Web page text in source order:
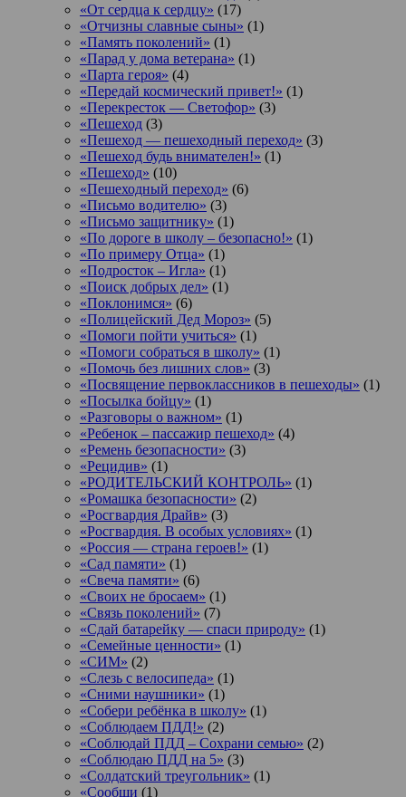
«От сердца к сердцу» (17)
«Отчизны славные сыны» (1)
«Память поколений» (1)
«Парад у дома ветерана» (1)
«Парта героя» (4)
«Передай космический привет!» (1)
«Перекресток — Светофор» (3)
«Пешеход (3)
«Пешеход — пешеходный переход» (3)
«Пешеход будь внимателен!» (1)
«Пешеход» (10)
«Пешеходный переход» (6)
«Письмо водителю» (3)
«Письмо защитнику» (1)
«По дороге в школу – безопасно!» (1)
«По примеру Отца» (1)
«Подросток ‒ Игла» (1)
«Поиск добрых дел» (1)
«Поклонимся» (6)
«Полицейский Дед Мороз» (5)
«Помоги пойти учиться» (1)
«Помоги собраться в школу» (1)
«Помочь без лишних слов» (3)
«Посвящение первоклассников в пешеходы» (1)
«Посылка бойцу» (1)
«Разговоры о важном» (1)
«Ребенок – пассажир пешеход» (4)
«Ремень безопасности» (3)
«Рецидив» (1)
«РОДИТЕЛЬСКИЙ КОНТРОЛЬ» (1)
«Ромашка безопасности» (2)
«Росгвардия Драйв» (3)
«Росгвардия. В особых условиях» (1)
«Россия — страна героев!» (1)
«Сад памяти» (1)
«Свеча памяти» (6)
«Своих не бросаем» (1)
«Связь поколений» (7)
«Сдай батарейку — спаси природу» (1)
«Семейные ценности» (1)
«СИМ» (2)
«Слезь с велосипеда» (1)
«Сними наушники» (1)
«Собери ребёнка в школу» (1)
«Соблюдаем ПДД!» (2)
«Соблюдай ПДД – Сохрани семью» (2)
«Соблюдаю ПДД на 5» (3)
«Солдатский треугольник» (1)
«Сообщи (1)